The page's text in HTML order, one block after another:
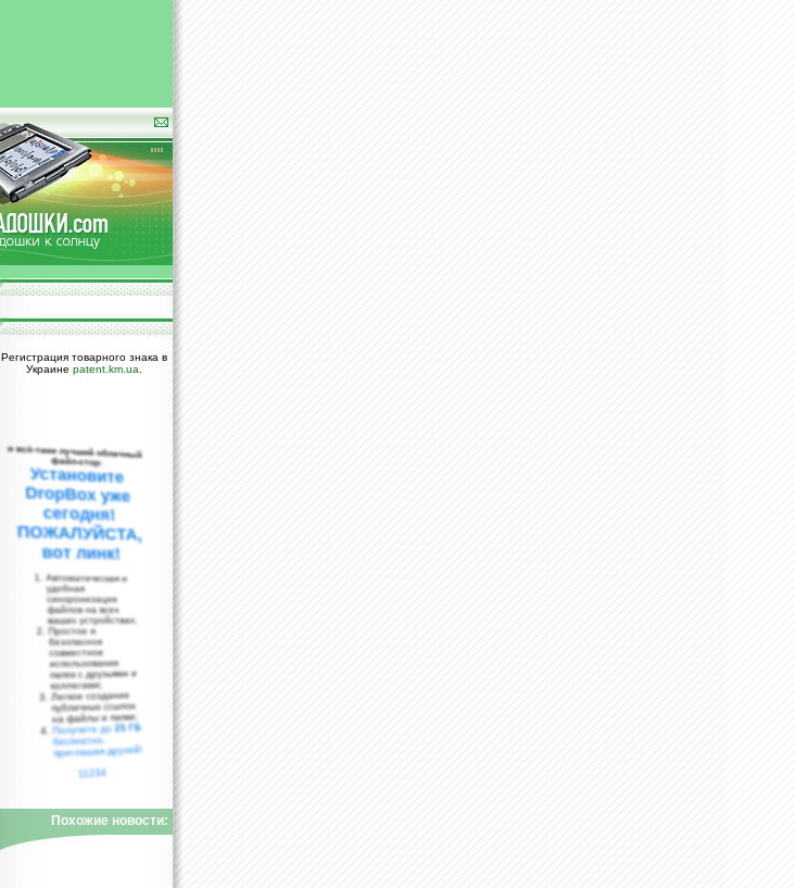
Регистрация товарного знака в
Украине patent.km.ua
и всё-таки лучший облачный
файл-стор:
Установите
DropBox уже
сегодня!
ПОЖАЛУЙСТА,
вот линк!
Автоматическая и
удобная
синхронизация
файлов на всех
ваших устройствах;
Простое и
безопасное
совместное
использование
папок с друзьями и
коллегами;
Легкое создание
публичных ссылок
на файлы и папки;
Получите до25 ГБ
бесплатно,
приглашая друзей!
11234
Похожие новости: